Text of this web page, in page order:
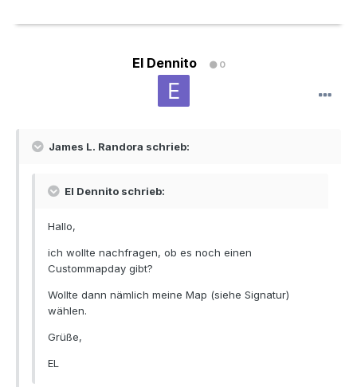
El Dennito 0
James L. Randora schrieb:
El Dennito schrieb:
Hallo,
ich wollte nachfragen, ob es noch einen
Custommapday gibt?
Wollte dann nämlich meine Map (siehe Signatur)
wählen.
Grüße,
EL